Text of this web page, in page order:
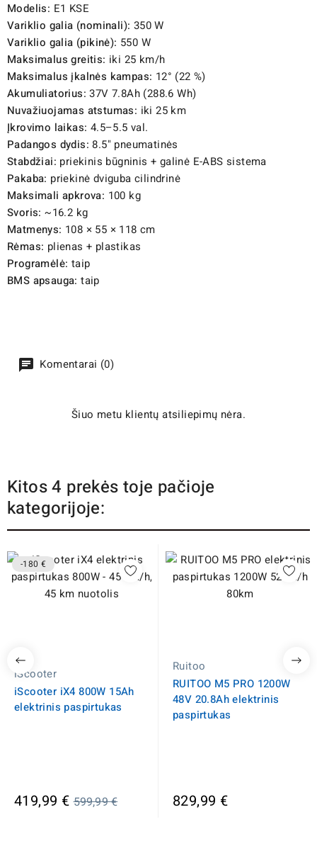
Modelis: E1 KSE
Variklio galia (nominali): 350 W
Variklio galia (pikinė): 550 W
Maksimalus greitis: iki 25 km/h
Maksimalus įkalnės kampas: 12° (22 %)
Akumuliatorius: 37V 7.8Ah (288.6 Wh)
Nuvažiuojamas atstumas: iki 25 km
Įkrovimo laikas: 4.5–5.5 val.
Padangos dydis: 8.5" pneumatinės
Stabdžiai: priekinis būgninis + galinė E-ABS sistema
Pakaba: priekinė dviguba cilindrinė
Maksimali apkrova: 100 kg
Svoris: ~16.2 kg
Matmenys: 108 × 55 × 118 cm
Rėmas: plienas + plastikas
Programėlė: taip
BMS apsauga: taip
Komentarai (0)
Šiuo metu klientų atsiliepimų nėra.
Kitos 4 prekės toje pačioje
kategorijoje:
-180 €
iScooter
iScooter iX4 800W 15Ah
elektrinis paspirtukas
419,99 €Įprasta
599,99 €
Ruitoo
RUITOO M5 PRO 1200W
48V 20.8Ah elektrinis
paspirtukas
829,99 €